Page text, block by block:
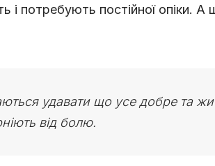
і потребують постійної опіки.
удавати що усе добре та
від болю.